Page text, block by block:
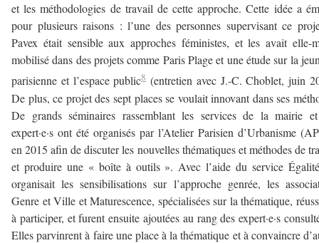
et les méthodologies de travail de cette approche. Cette idée a
pour plusieurs raisons : l’une des personnes supervisant ce
Pavex était sensible aux approches féministes, et les avait elle-
mobilisé dans des projets comme Paris Plage et une étude sur la
parisienne et l’espace public8(entretien avec J.-C. Choblet, juin
De plus, ce projet des sept places se voulait innovant dans ses
De grands séminaires rassemblant les services de la mairie
expert·e·s ont été organisés par l’Atelier Parisien d’Urbanisme
en 2015 afin de discuter les nouvelles thématiques et méthodes de
et produire une « boîte à outils ». Avec l’aide du service
organisait les sensibilisations sur l’approche genrée, les
Genre et Ville et Maturescence, spécialisées sur la thématique,
à participer, et furent ensuite ajoutées au rang des expert·e·s
Elles parvinrent à faire une place à la thématique et à convaincre